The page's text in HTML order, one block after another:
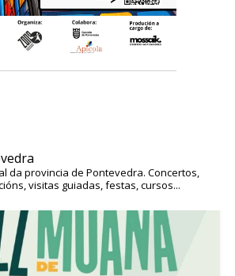
da provincia de Pontevedra. Concertos,
visitas guiadas, festas, cursos...